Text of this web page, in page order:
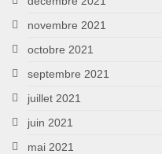
novembre 2021
octobre 2021
septembre 2021
juillet 2021
juin 2021
mai 2021